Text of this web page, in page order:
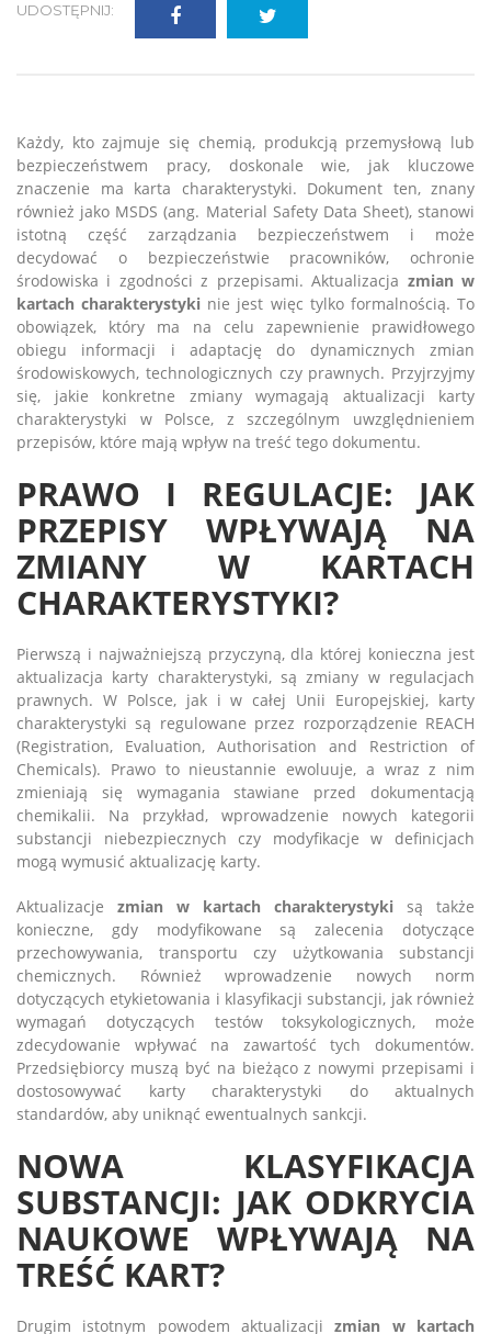
UDOSTĘPNIJ:
Każdy, kto zajmuje się chemią, produkcją przemysłową lub
bezpieczeństwem pracy, doskonale wie, jak kluczowe
znaczenie ma karta charakterystyki. Dokument ten, znany
również jako MSDS (ang. Material Safety Data Sheet), stanowi
istotną część zarządzania bezpieczeństwem i może
decydować o bezpieczeństwie pracowników, ochronie
środowiska i zgodności z przepisami. Aktualizacja zmian w
kartach charakterystyki nie jest więc tylko formalnością. To
obowiązek, który ma na celu zapewnienie prawidłowego
obiegu informacji i adaptację do dynamicznych zmian
środowiskowych, technologicznych czy prawnych. Przyjrzyjmy
się, jakie konkretne zmiany wymagają aktualizacji karty
charakterystyki w Polsce, z szczególnym uwzględnieniem
przepisów, które mają wpływ na treść tego dokumentu.
PRAWO I REGULACJE: JAK
PRZEPISY WPŁYWAJĄ NA
ZMIANY W KARTACH
CHARAKTERYSTYKI?
Pierwszą i najważniejszą przyczyną, dla której konieczna jest
aktualizacja karty charakterystyki, są zmiany w regulacjach
prawnych. W Polsce, jak i w całej Unii Europejskiej, karty
charakterystyki są regulowane przez rozporządzenie REACH
(Registration, Evaluation, Authorisation and Restriction of
Chemicals). Prawo to nieustannie ewoluuje, a wraz z nim
zmieniają się wymagania stawiane przed dokumentacją
chemikalii. Na przykład, wprowadzenie nowych kategorii
substancji niebezpiecznych czy modyfikacje w definicjach
mogą wymusić aktualizację karty.
Aktualizacje zmian w kartach charakterystyki są także
konieczne, gdy modyfikowane są zalecenia dotyczące
przechowywania, transportu czy użytkowania substancji
chemicznych. Również wprowadzenie nowych norm
dotyczących etykietowania i klasyfikacji substancji, jak również
wymagań dotyczących testów toksykologicznych, może
zdecydowanie wpływać na zawartość tych dokumentów.
Przedsiębiorcy muszą być na bieżąco z nowymi przepisami i
dostosowywać karty charakterystyki do aktualnych
standardów, aby uniknąć ewentualnych sankcji.
NOWA KLASYFIKACJA
SUBSTANCJI: JAK ODKRYCIA
NAUKOWE WPŁYWAJĄ NA
TREŚĆ KART?
Drugim istotnym powodem aktualizacjizmian w kartach